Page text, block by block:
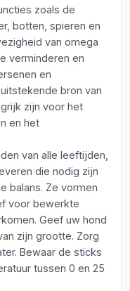
zoals de
botten, spieren en
van omega
verminderen en
en
bron van
zijn voor het
en het
van alle leeftijden,
die nodig zijn
balans. Ze vormen
voor bewerkte
Geef uw hond
zijn grootte. Zorg
Bewaar de sticks
tussen 0 en 25